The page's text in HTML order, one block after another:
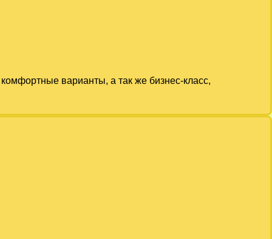
варианты, а так же бизнес-класс,